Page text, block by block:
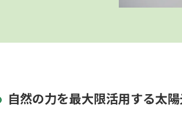
自然の力を最大限活用する太